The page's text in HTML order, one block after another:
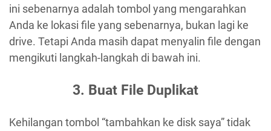
ini sebenarnya adalah tombol yang mengarahkan
Anda ke lokasi file yang sebenarnya, bukan lagi ke
drive. Tetapi Anda masih dapat menyalin file dengan
mengikuti langkah-langkah di bawah ini.
3. Buat File Duplikat
Kehilangan tombol “tambahkan ke disk saya” tidak